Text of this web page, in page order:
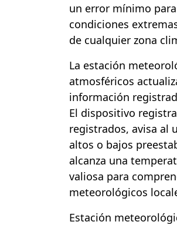
un error mínimo
condiciones
de cualquier zona
La estación
atmosféricos
información
El dispositivo
registrados, avisa al
altos o bajos
alcanza una
valiosa para
meteorológicos
Estación